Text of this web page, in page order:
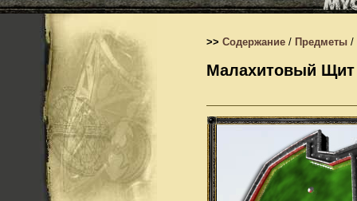
>> Содержание / Предметы /
Малахитовый Щит